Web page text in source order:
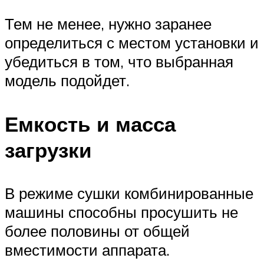
Тем не менее, нужно заранее
определиться с местом установки и
убедиться в том, что выбранная
модель подойдет.
Емкость и масса
загрузки
В режиме сушки комбинированные
машины способны просушить не
более половины от общей
вместимости аппарата.